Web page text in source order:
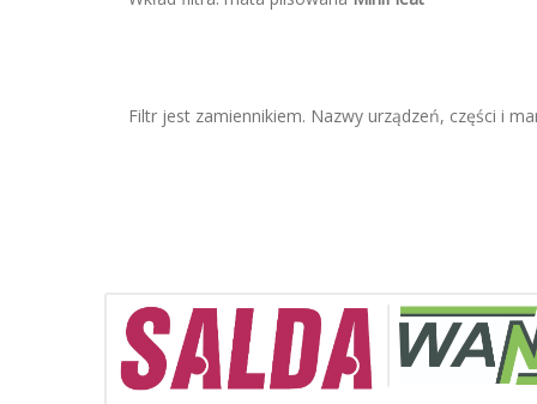
Filtr jest zamiennikiem. Nazwy urządzeń, części i